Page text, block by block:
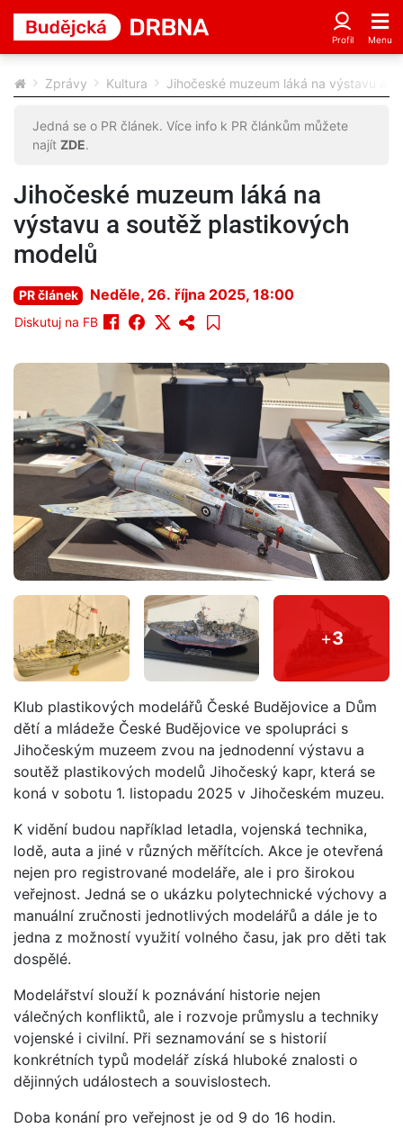
Zprávy Kultura Jihočeské muzeum láká na výstavu a
Jedná se o PR článek. Více info k PR článkům můžete
najít ZDE.
Jihočeské muzeum láká na
výstavu a soutěž plastikových
modelů
PR článek Neděle, 26. října 2025, 18:00
Diskutuj na FB
+3
Klub plastikových modelářů České Budějovice a Dům
dětí a mládeže České Budějovice ve spolupráci s
Jihočeským muzeem zvou na jednodenní výstavu a
soutěž plastikových modelů Jihočeský kapr, která se
koná v sobotu 1. listopadu 2025 v Jihočeském muzeu.
K vidění budou například letadla, vojenská technika,
lodě, auta a jiné v různých měřítcích. Akce je otevřená
nejen pro registrované modeláře, ale i pro širokou
veřejnost. Jedná se o ukázku polytechnické výchovy a
manuální zručnosti jednotlivých modelářů a dále je to
jedna z možností využití volného času, jak pro děti tak
dospělé.
Modelářství slouží k poznávání historie nejen
válečných konfliktů, ale i rozvoje průmyslu a techniky
vojenské i civilní. Při seznamování se s historií
konkrétních typů modelář získá hluboké znalosti o
dějinných událostech a souvislostech.
Doba konání pro veřejnost je od 9 do 16 hodin.